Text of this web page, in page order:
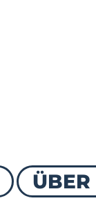
ÜBER